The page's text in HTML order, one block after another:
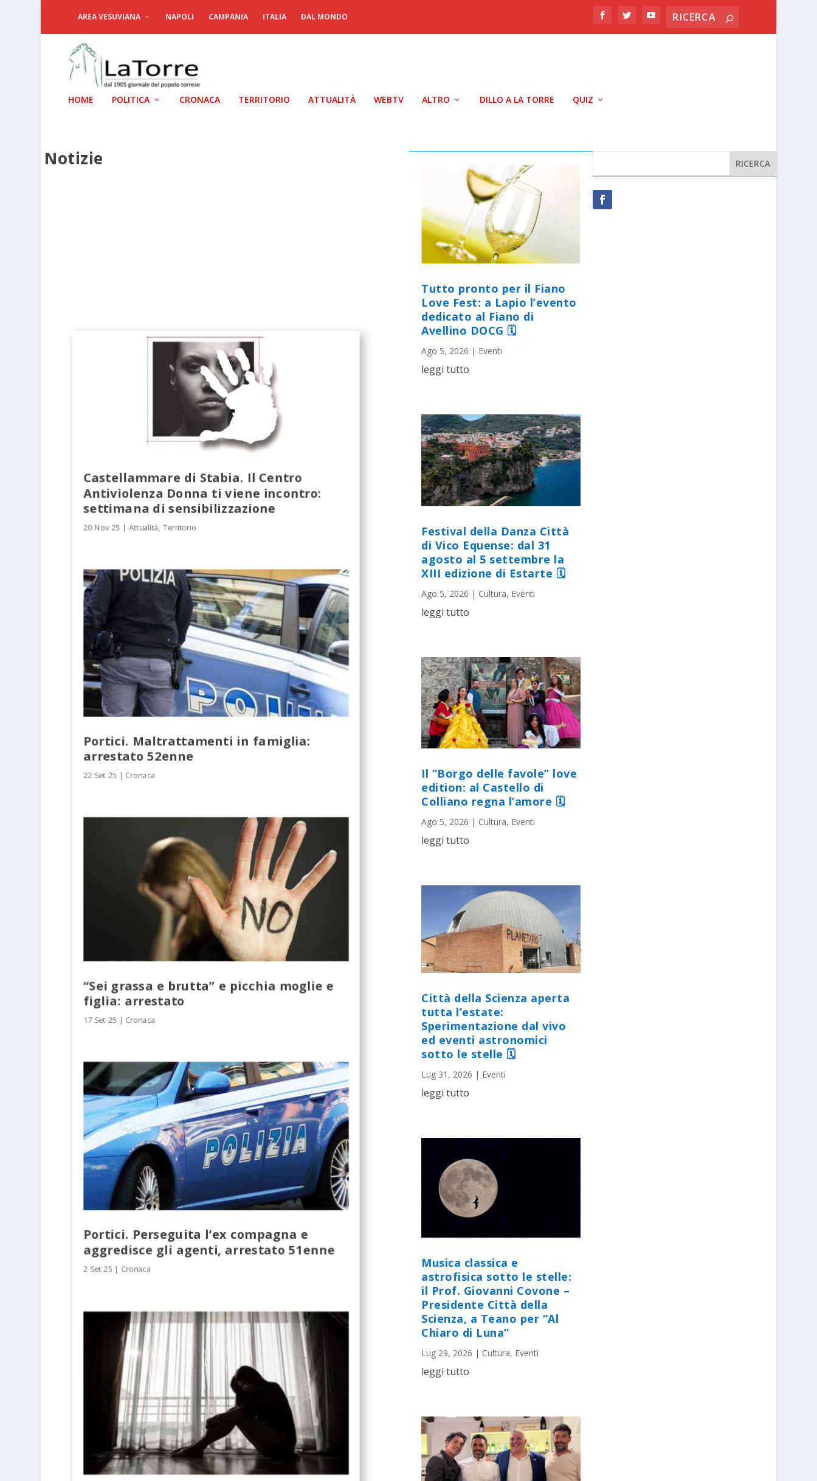
AREA VESUVIANA NAPOLI CAMPANIA ITALIA DAL MONDO
HOME POLITICA CRONACA TERRITORIO ATTUALITÀ WEBTV ALTRO DILLO A LA TORRE QUIZ
Notizie
Castellammare di Stabia. Il Centro
Antiviolenza Donna ti viene incontro:
settimana di sensibilizzazione
20 Nov 25 |Attualità, Territorio
Portici. Maltrattamenti in famiglia:
arrestato 52enne
22 Set 25 | Cronaca
“Sei grassa e brutta” e picchia moglie e
figlia: arrestato
17 Set 25 | Cronaca
Portici. Perseguita l’ex compagna e
aggredisce gli agenti, arrestato 51enne
2 Set 25 | Cronaca
Tutto pronto per il Fiano
Love Fest: a Lapio l’evento
dedicato al Fiano di
Avellino DOCG 🗓
Ago 5, 2026 | Eventi
leggi tutto
Festival della Danza Città
di Vico Equense: dal 31
agosto al 5 settembre la
XIII edizione di Estarte 🗓
Ago 5, 2026 | Cultura, Eventi
leggi tutto
Il “Borgo delle favole” love
edition: al Castello di
Colliano regna l’amore 🗓
Ago 5, 2026 | Cultura, Eventi
leggi tutto
Città della Scienza aperta
tutta l’estate:
Sperimentazione dal vivo
ed eventi astronomici
sotto le stelle 🗓
Lug 31, 2026 | Eventi
leggi tutto
Musica classica e
astrofisica sotto le stelle:
il Prof. Giovanni Covone –
Presidente Città della
Scienza, a Teano per “Al
Chiaro di Luna”
Lug 29, 2026 | Cultura, Eventi
leggi tutto